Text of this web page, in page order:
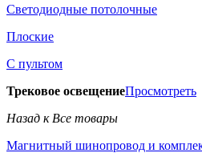
Светодиодные потолочные
Плоские
С пультом
Трековое освещениеПросмотреть
Назад к Все товары
Магнитный шинопровод и